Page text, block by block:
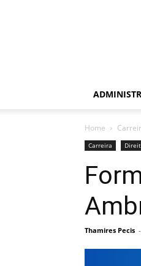
Home
Carreira
Thamires Pecis -